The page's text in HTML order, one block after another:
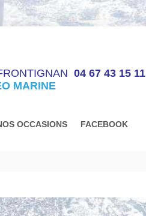
04 67 43 15 11
MARINE
OCCASIONS FACEBOOK